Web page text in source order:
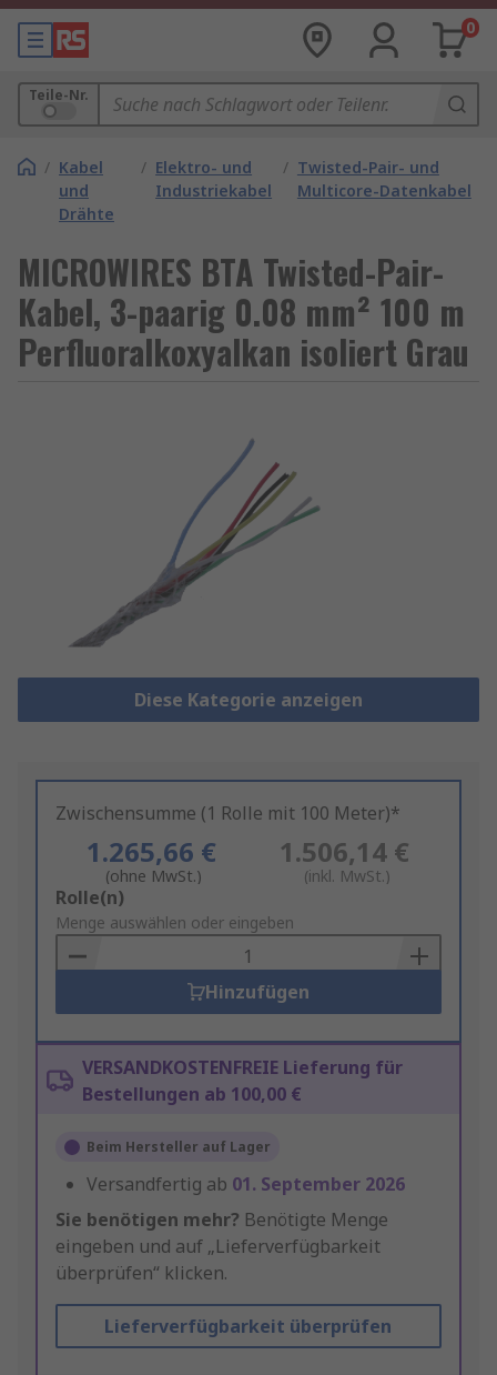
0
Teile-Nr.
/ Kabel
und
Drähte
/ Elektro- und
Industriekabel
/ Twisted-Pair- und
Multicore-Datenkabel
MICROWIRES BTA Twisted-Pair-
Kabel, 3-paarig 0.08 mm² 100 m
Perfluoralkoxyalkan isoliert Grau
Diese Kategorie anzeigen
Zwischensumme (1 Rolle mit 100 Meter)*
1.265,66 €
(ohne MwSt.)
1.506,14 €
(inkl. MwSt.)
Add
to
Basket
Rolle(n)
Menge auswählen oder eingeben
Hinzufügen
VERSANDKOSTENFREIE Lieferung für
Bestellungen ab 100,00 €
Beim Hersteller auf Lager
Versandfertig ab 01. September 2026
Sie benötigen mehr? Benötigte Menge
eingeben und auf „Lieferverfügbarkeit
überprüfen“ klicken.
Lieferverfügbarkeit überprüfen